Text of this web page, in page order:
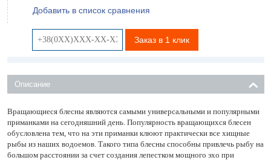
Добавить в список сравнения
Заказ в 1 клик
Описание
Вращающиеся блесны являются самыми универсальными и популярными
приманками на сегодняшний день. Популярность вращающихся блесен
обусловлена тем, что на эти приманки клюют практически все хищные
рыбы из наших водоемов. Такого типа блесны способны привлечь рыбу на
большом расстоянии за счет создания лепестком мощного эхо при